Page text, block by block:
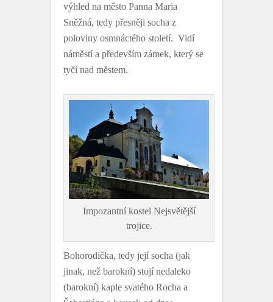
výhled na město Panna Maria
Sněžná, tedy přesněji socha z
poloviny osmnáctého století. Vidí
náměstí a především zámek, který se
tyčí nad městem.
Impozantní kostel Nejsvětější
trojice.
Bohorodička, tedy její socha (jak
jinak, než barokní) stojí nedaleko
(barokní) kaple svatého Rocha a